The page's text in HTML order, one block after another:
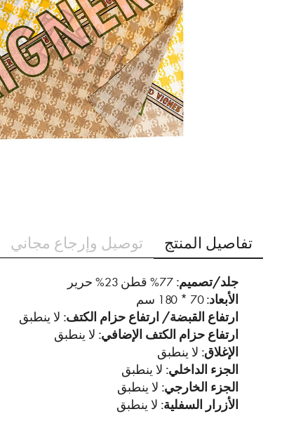
بداية
معرض
تفاصيل المنتج
جلد/تصميم: 77% قطن 23% حرير
الأبعاد:70 * 180 سم
ارتفاع القبضة/ ارتفاع حزام الكتف: لا ينطبق
ارتفاع حزام الكتف الإضافي: لا ينطبق
الإغلاق: لا ينطبق
الجزء الداخلي: لا ينطبق
الجزء الخارجي: لا ينطبق
الأزرار السفلية: لا ينطبق
توصيل وإرجاع مجاني